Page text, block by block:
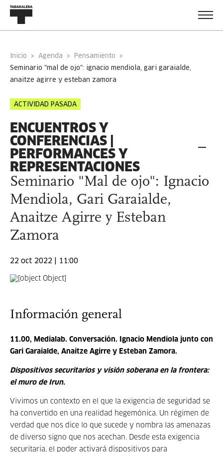
Inicio Agenda
Pensamiento
seminario "mal de ojo": ignacio mendiola, gari garaialde,
anaitze agirre y esteban zamora
ACTIVIDAD PASADA
ENCUENTROS Y
CONFERENCIAS |
PERFORMANCES Y
REPRESENTACIONES
Seminario "Mal de ojo": Ignacio
Mendiola, Gari Garaialde,
Anaitze Agirre y Esteban
Zamora
22 oct 2022 | 11:00
Información general
11.00, Medialab. Conversación. Ignacio Mendiola junto con
Gari Garaialde, Anaitze Agirre y Esteban Zamora.
Dispositivos securitarios y visión soberana en la frontera:
el muro de Irun.
Vivimos un contexto en el que la exigencia de seguridad se
ha convertido en una realidad hegemónica. Un régimen de
verdad que nos dice lo que sucede y nombra las amenazas
de diverso signo que nos acechan. Desde esta exigencia
securitaria, el poder activará dispositivos para